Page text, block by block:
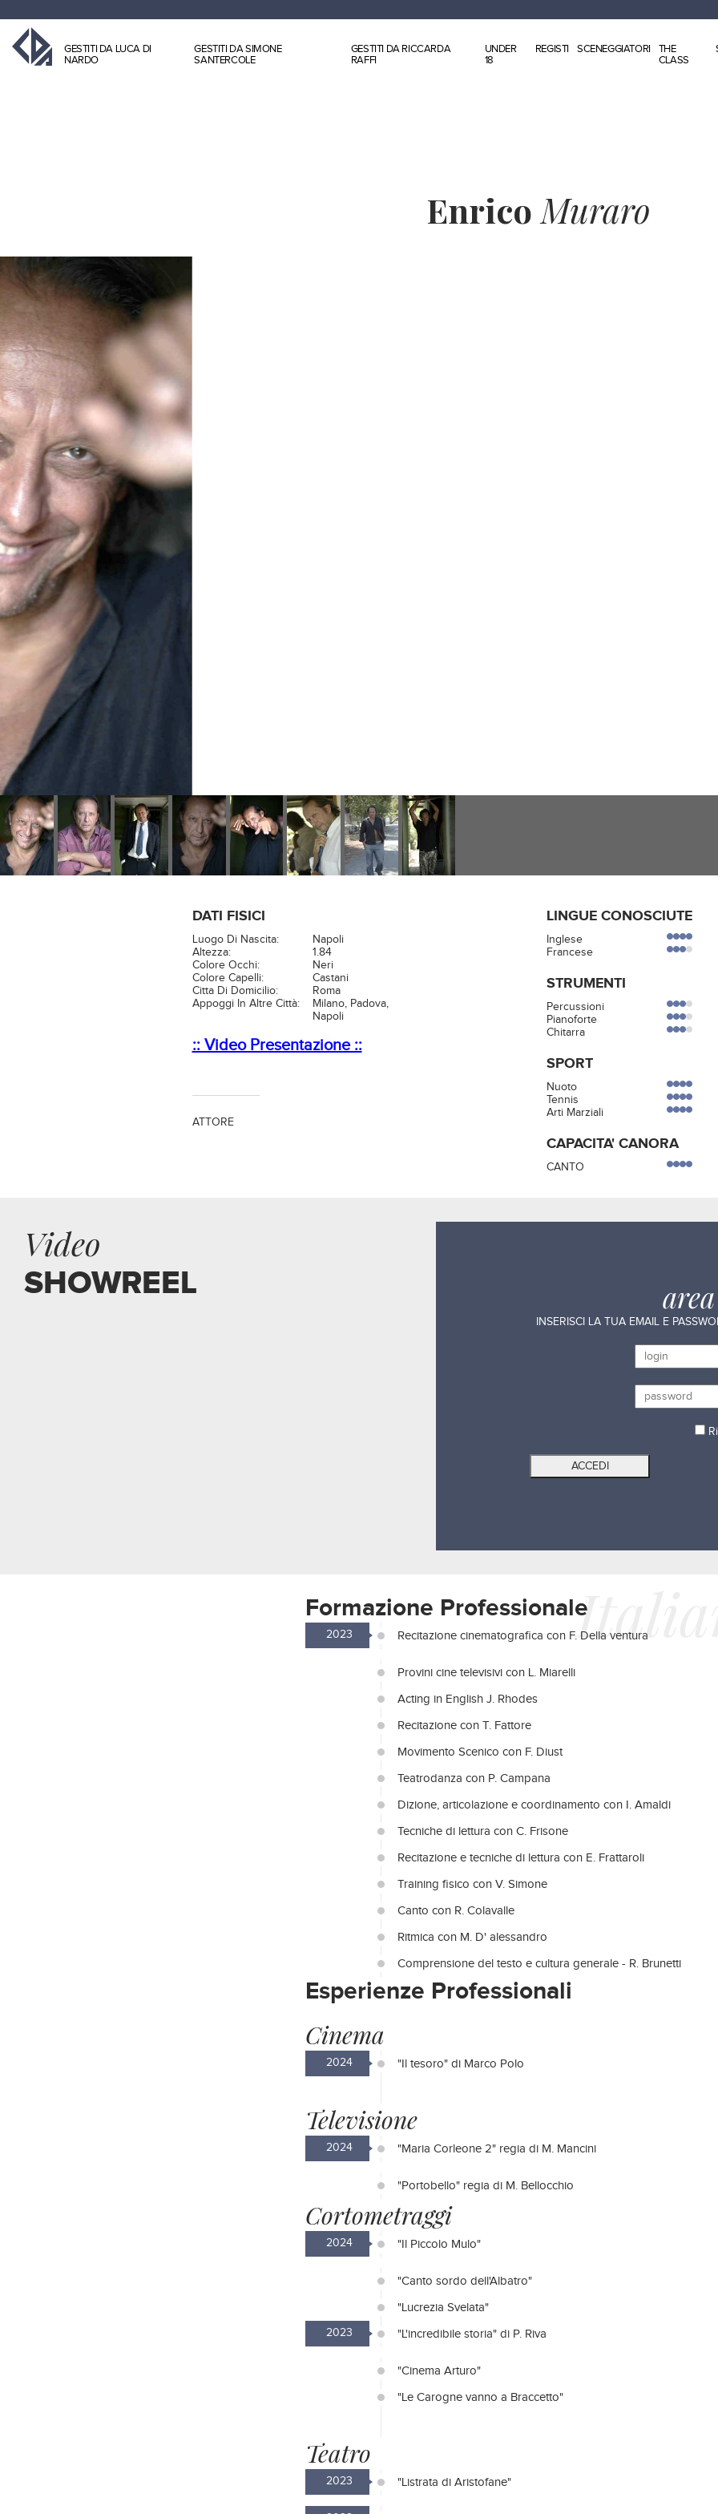
GESTITI DA LUCA DI
NARDO
GESTITI DA SIMONE
SANTERCOLE
GESTITI DA RICCARDA
RAFFI
UNDER
18
REGISTI SCENEGGIATORI
THE
CLASS
Enrico Muraro
DATI FISICI
Luogo Di Nascita:
Napoli
Altezza:
1.84
Colore Occhi:
Neri
Colore Capelli:
Castani
Citta Di Domicilio:
Roma
Appoggi In Altre Città:
Milano, Padova,
Napoli
:: Video Presentazione ::
ATTORE
LINGUE CONOSCIUTE
Inglese
Francese
STRUMENTI
Percussioni
Pianoforte
Chitarra
SPORT
Nuoto
Tennis
Arti Marziali
CAPACITA' CANORA
CANTO
Video
SHOWREEL
INSERISCI LA TUA EMAIL E
Formazione Professionale
2023 Recitazione cinematografica con F. Della ventura
Provini cine televisivi con L. Miarelli
Acting in English J. Rhodes
Recitazione con T. Fattore
Movimento Scenico con F. Diust
Teatrodanza con P. Campana
Dizione, articolazione e coordinamento con I. Amaldi
Tecniche di lettura con C. Frisone
Recitazione e tecniche di lettura con E. Frattaroli
Training fisico con V. Simone
Canto con R. Colavalle
Ritmica con M. D' alessandro
Comprensione del testo e cultura generale - R. Brunetti
Esperienze Professionali
Cinema
2024 "Il tesoro" di Marco Polo
Televisione
2024 "Maria Corleone 2" regia di M. Mancini
"Portobello" regia di M. Bellocchio
Cortometraggi
2024 "Il Piccolo Mulo"
"Canto sordo dell'Albatro"
"Lucrezia Svelata"
2023 "L'incredibile storia" di P. Riva
"Cinema Arturo"
"Le Carogne vanno a Braccetto"
Teatro
2023 "Listrata di Aristofane"